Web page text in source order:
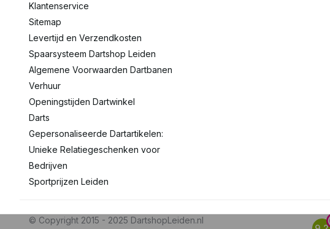
Klantenservice
Sitemap
Levertijd en Verzendkosten
Spaarsysteem Dartshop Leiden
Algemene Voorwaarden Dartbanen
Verhuur
Openingstijden Dartwinkel
Darts
Gepersonaliseerde Dartartikelen:
Unieke Relatiegeschenken voor
Bedrijven
Sportprijzen Leiden